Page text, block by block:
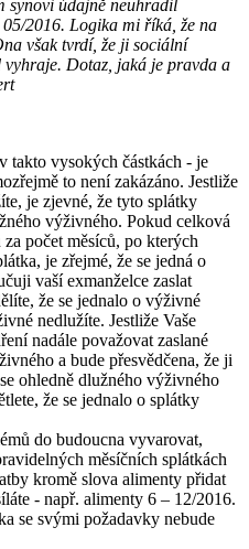
synovi údajně neuhradil
2016. Logika mi říká, že na
však tvrdí, že ji sociální
Dotaz, jaká je pravda a
takto vysokých částkách - je
to není zakázáno. Jestliže
je zjevné, že tyto splátky
výživného. Pokud celková
počet měsíců, po kterých
je zřejmé, že se jedná o
vaší exmanželce zaslat
že se jednalo o výživné
nedlužíte. Jestliže Vaše
nadále považovat zaslané
a bude přesvědčena, že ji
ohledně dlužného výživného
že se jednalo o splátky
do budoucna vyvarovat,
měsíčních splátkách
kromě slova alimenty přidat
- např. alimenty 6 – 12/2016.
se svými požadavky nebude